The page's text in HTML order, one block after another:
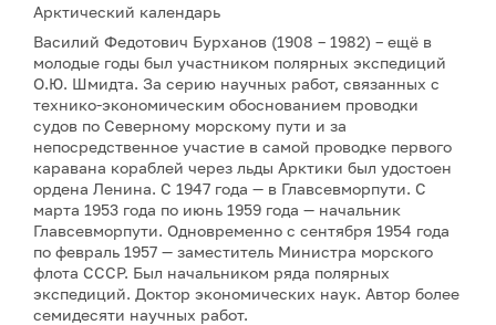
Арктический календарь
Василий Федотович Бурханов (1908 – 1982) – ещё в
молодые годы был участником полярных экспедиций
О.Ю. Шмидта. За серию научных работ, связанных с
технико-экономическим обоснованием проводки
судов по Северному морскому пути и за
непосредственное участие в самой проводке первого
каравана кораблей через льды Арктики был удостоен
ордена Ленина. С 1947 года — в Главсевморпути. С
марта 1953 года по июнь 1959 года — начальник
Главсевморпути. Одновременно с сентября 1954 года
по февраль 1957 — заместитель Министра морского
флота СССР. Был начальником ряда полярных
экспедиций. Доктор экономических наук. Автор более
семидесяти научных работ.